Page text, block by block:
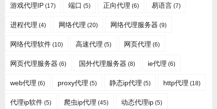
游戏代理IP (17) 端口 (5) 正向代理 (6) 易语言 (7)
进程代理 (4) 网络代理 (20) 网络代理服务器 (9)
网络代理软件 (10) 高速代理 (5) 网页代理 (6)
网页代理服务器 (6) 国外代理服务器 (8) ie代理 (6)
web代理 (6) proxy代理 (5) 静态ip代理 (5) http代理 (18)
代理ip软件 (5) 爬虫ip代理 (45) 动态代理ip (5)